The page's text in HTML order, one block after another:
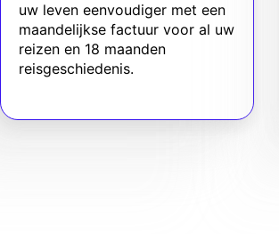
uw leven eenvoudiger met een
maandelijkse factuur voor al uw
reizen en 18 maanden
reisgeschiedenis.